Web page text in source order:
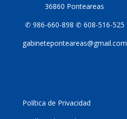
36860 Ponteareas
✆ 986-660-898 ✆ 608-516-525
gabineteponteareas@gmail.com
Política de Privacidad